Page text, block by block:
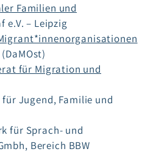
Familien und
e.V. – Leipzig
(DaMOst)
für Migration und
Jugend, Familie und
für Sprach- und
Bereich BBW